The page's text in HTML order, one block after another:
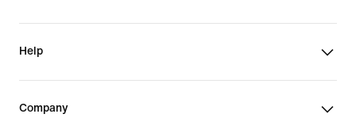
Help
Company